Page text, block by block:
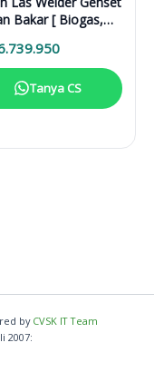
Bakar [ Biogas,
Tanya CS
by CVSK IT Team
2007: